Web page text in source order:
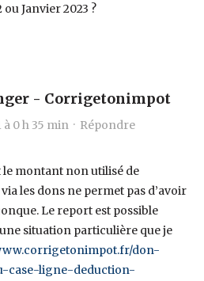
Janvier 2023 ?
- Corrigetonimpot
0 h 35 min · Répondre
montant non utilisé de
les dons ne permet pas d’avoir
Le report est possible
situation particulière que je
don-
case-ligne-deduction-